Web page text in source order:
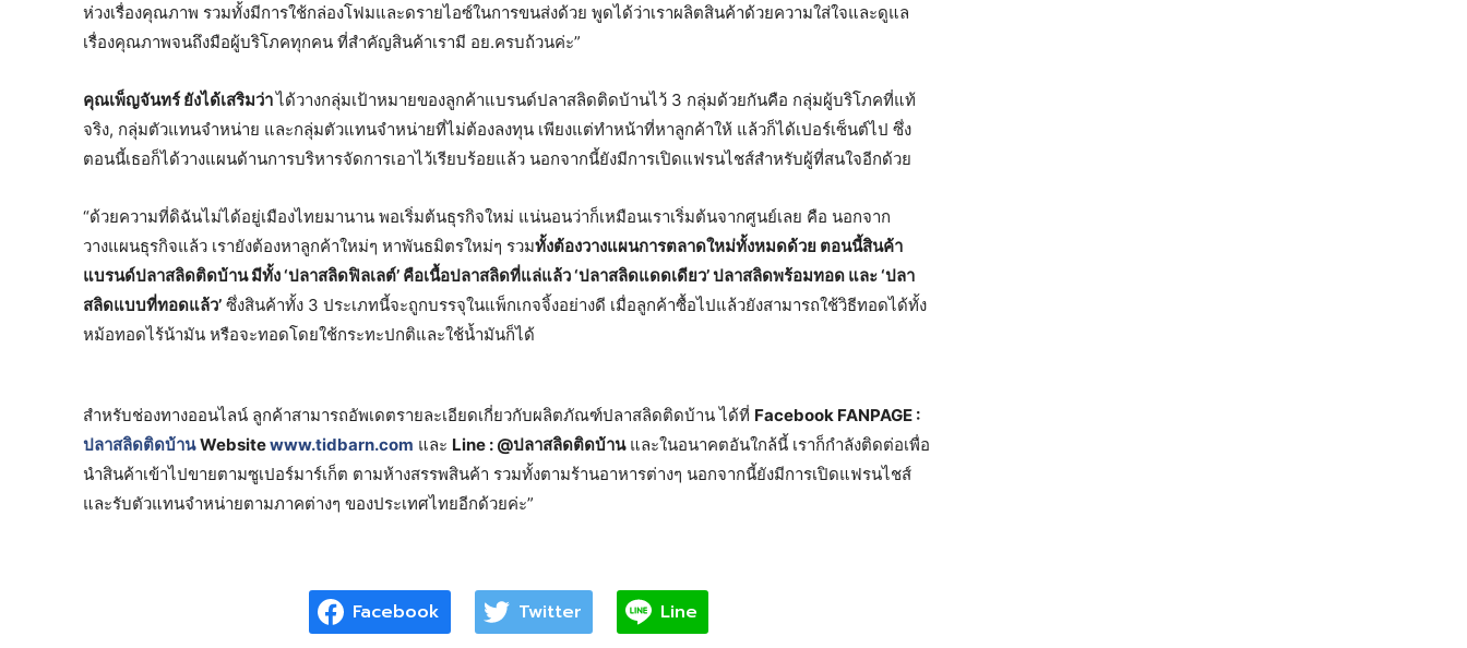
ห่วงเรื่องคุณภาพ รวมทั้งมีการใช้กล่องโฟมและดรายไอซ์ในการขนส่งด้วย พูดได้ว่าเราผลิตสินค้าด้วยความใส่ใจและดูแล
เรื่องคุณภาพจนถึงมือผู้บริโภคทุกคน ที่สำคัญสินค้าเรามี อย.ครบถ้วนค่ะ”
คุณเพ็ญจันทร์ ยังได้เสริมว่าได้วางกลุ่มเป้าหมายของลูกค้าแบรนด์ปลาสลิดติดบ้านไว้ 3 กลุ่มด้วยกันคือ กลุ่มผู้บริโภคที่แท้
จริง, กลุ่มตัวแทนจำหน่าย และกลุ่มตัวแทนจำหน่ายที่ไม่ต้องลงทุน เพียงแต่ทำหน้าที่หาลูกค้าให้ แล้วก็ได้เปอร์เซ็นต์ไป ซึ่ง
ตอนนี้เธอก็ได้วางแผนด้านการบริหารจัดการเอาไว้เรียบร้อยแล้ว นอกจากนี้ยังมีการเปิดแฟรนไชส์สำหรับผู้ที่สนใจอีกด้วย
“ด้วยความที่ดิฉันไม่ได้อยู่เมืองไทยมานาน พอเริ่มต้นธุรกิจใหม่ แน่นอนว่าก็เหมือนเราเริ่มต้นจากศูนย์เลย คือ นอกจาก
วางแผนธุรกิจแล้ว เรายังต้องหาลูกค้าใหม่ๆ หาพันธมิตรใหม่ๆ รวมทั้งต้องวางแผนการตลาดใหม่ทั้งหมดด้วย ตอนนี้สินค้า
แบรนด์ปลาสลิดติดบ้าน มีทั้ง ‘ปลาสลิดฟิลเลต์’ คือเนื้อปลาสลิดที่แล่แล้ว ‘ปลาสลิดแดดเดียว’ ปลาสลิดพร้อมทอด และ ‘ปลา
สลิดแบบที่ทอดแล้ว’ ซึ่งสินค้าทั้ง 3 ประเภทนี้จะถูกบรรจุในแพ็กเกจจิ้งอย่างดี เมื่อลูกค้าซื้อไปแล้วยังสามารถใช้วิธีทอดได้ทั้ง
หม้อทอดไร้น้ามัน หรือจะทอดโดยใช้กระทะปกติและใช้น้ำมันก็ได้
สำหรับช่องทางออนไลน์ ลูกค้าสามารถอัพเดตรายละเอียดเกี่ยวกับผลิตภัณฑ์ปลาสลิดติดบ้าน ได้ที่ Facebook FANPAGE :
ปลาสลิดติดบ้าน Websitewww.tidbarn.com และ Line : @ปลาสลิดติดบ้านและในอนาคตอันใกล้นี้ เราก็กำลังติดต่อเพื่อ
นำสินค้าเข้าไปขายตามซูเปอร์มาร์เก็ต ตามห้างสรรพสินค้า รวมทั้งตามร้านอาหารต่างๆ นอกจากนี้ยังมีการเปิดแฟรนไชส์
และรับตัวแทนจำหน่ายตามภาคต่างๆ ของประเทศไทยอีกด้วยค่ะ”
Facebook Twitter Line